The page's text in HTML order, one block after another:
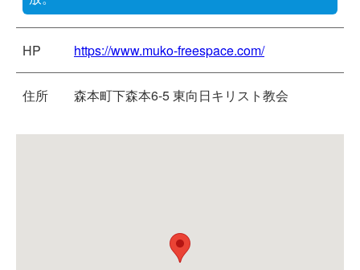
HP https://www.muko-freespace.com/
住所 森本町下森本6-5 東向日キリスト教会